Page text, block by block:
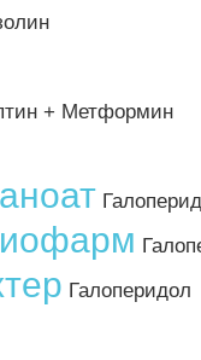
+ Метформин
Галоперидол